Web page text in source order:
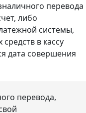
перевода
либо
системы,
в кассу
дата совершения
перевода,